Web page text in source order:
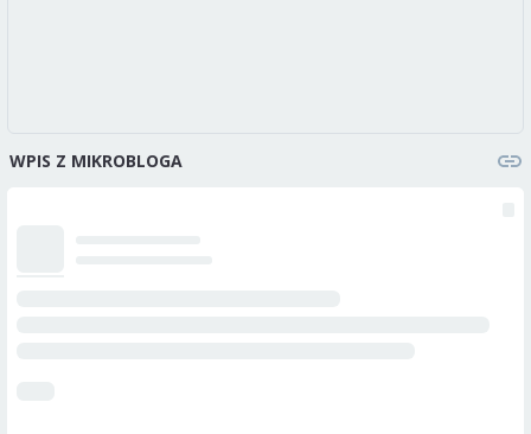
WPIS Z MIKROBLOGA